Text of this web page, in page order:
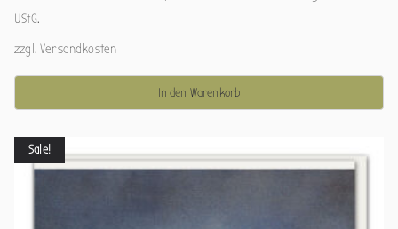
UStG.
zzgl.Versandkosten
In den Warenkorb
Sale!